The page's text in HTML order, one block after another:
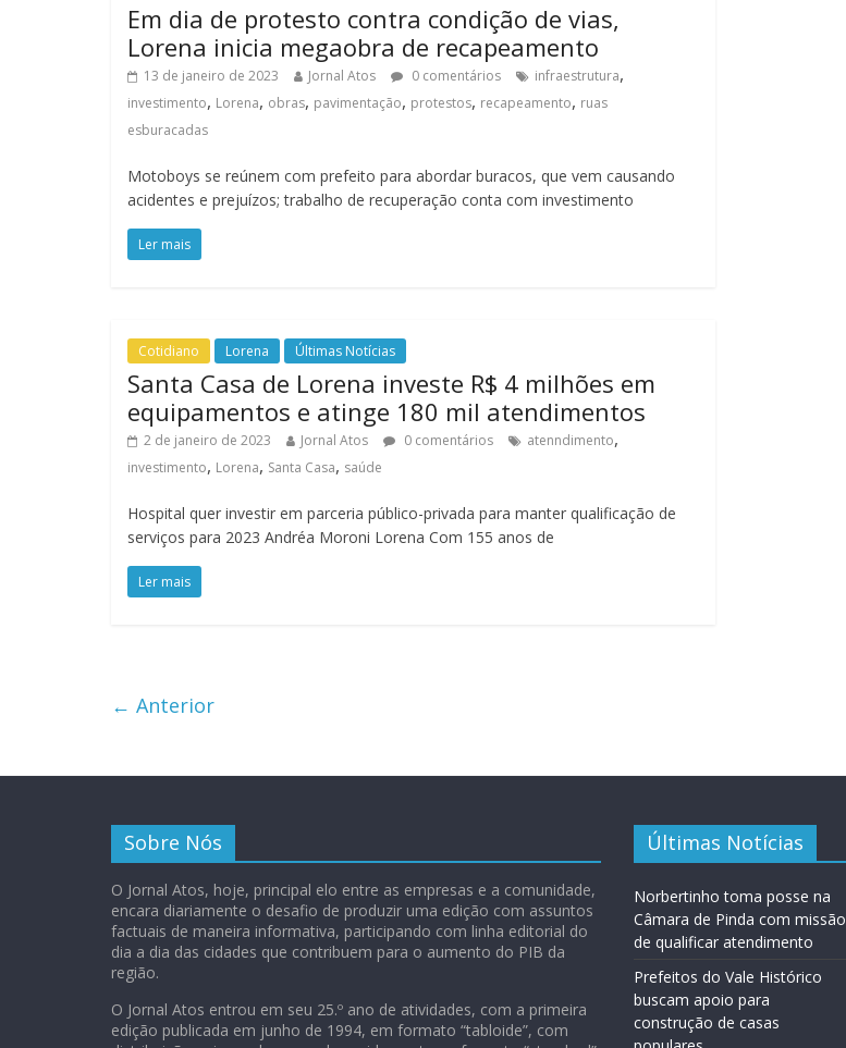
Em dia de protesto contra condição de vias,
Lorena inicia megaobra de recapeamento
13 de janeiro de 2023 Jornal Atos 0 comentários infraestrutura,
investimento, Lorena, obras, pavimentação, protestos, recapeamento, ruas
esburacadas
Motoboys se reúnem com prefeito para abordar buracos, que vem causando
acidentes e prejuízos; trabalho de recuperação conta com investimento
Ler mais
Cotidiano Lorena Últimas Notícias
Santa Casa de Lorena investe R$ 4 milhões em
equipamentos e atinge 180 mil atendimentos
2 de janeiro de 2023 Jornal Atos 0 comentários atenndimento,
investimento, Lorena, Santa Casa, saúde
Hospital quer investir em parceria público-privada para manter qualificação de
serviços para 2023 Andréa Moroni Lorena Com 155 anos de
Ler mais
← Anterior
Sobre Nós
O Jornal Atos, hoje, principal elo entre as empresas e a comunidade,
encara diariamente o desafio de produzir uma edição com assuntos
factuais de maneira informativa, participando com linha editorial do
dia a dia das cidades que contribuem para o aumento do PIB da
região.
O Jornal Atos entrou em seu 25.º ano de atividades, com a primeira
edição publicada em junho de 1994, em formato “tabloide”, com
Últimas Notícias
Norbertinho toma posse na
Câmara de Pinda com missão
de qualificar atendimento
Prefeitos do Vale Histórico
buscam apoio para
construção de casas